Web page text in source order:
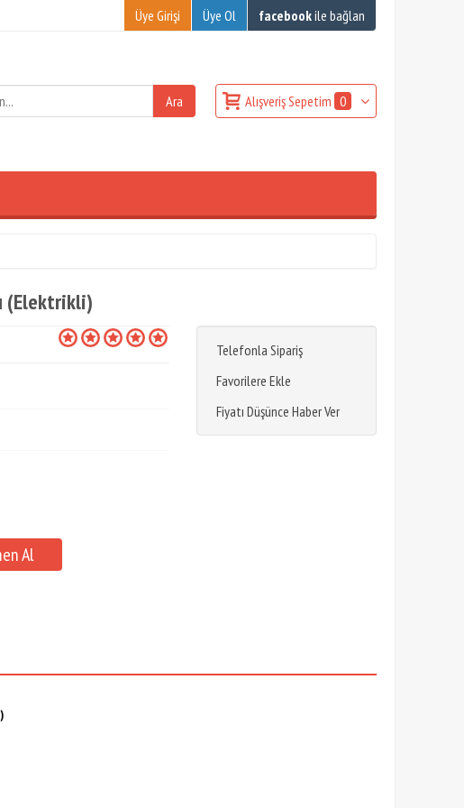
Üye Girişi Üye Ol facebookile bağlan
Alışveriş Sepetim 0
(Elektrikli)
Telefonla Sipariş
Favorilere Ekle
Fiyatı Düşünce Haber Ver